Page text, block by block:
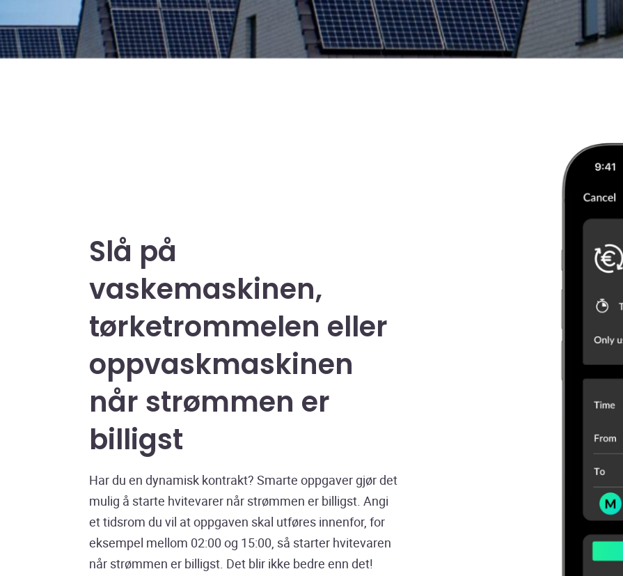
Slå på
vaskemaskinen,
tørketrommelen eller
oppvaskmaskinen
når strømmen er
billigst
Har du en dynamisk kontrakt? Smarte oppgaver gjør det
mulig å starte hvitevarer når strømmen er billigst. Angi
et tidsrom du vil at oppgaven skal utføres innenfor, for
eksempel mellom 02:00 og 15:00, så starter hvitevaren
når strømmen er billigst. Det blir ikke bedre enn det!